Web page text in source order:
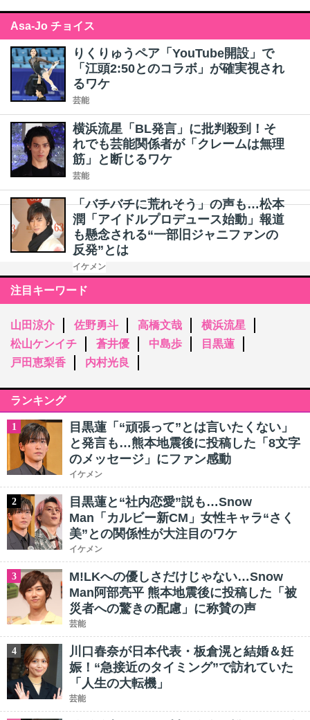
Asa-Jo チョイス
りくりゅうペア「YouTube開設」で
「江頭2:50とのコラボ」が確実視され
るワケ
芸能
横浜流星「BL発言」に批判殺到！そ
れでも芸能関係者が「クレームは無理
筋」と断じるワケ
芸能
「バチバチに荒れそう」の声も…松本
潤「アイドルプロデュース始動」報道
も懸念される“一部旧ジャニファンの
反発”とは
イケメン
注目キーワード
山田涼介 佐野勇斗 高橋文哉
横浜流星
松山ケンイチ
蒼井優 中島歩
目黒蓮
戸田恵梨香
内村光良
ランキング
1
目黒蓮「“頑張って”とは言いたくない」
と発言も…熊本地震後に投稿した「8文字
のメッセージ」にファン感動
イケメン
2
目黒蓮と“社内恋愛”説も…Snow
Man「カルビー新CM」女性キャラ“さく
美”との関係性が大注目のワケ
イケメン
3
M!LKへの優しさだけじゃない…Snow
Man阿部亮平 熊本地震後に投稿した「被
災者への驚きの配慮」に称賛の声
芸能
4
川口春奈が日本代表・板倉滉と結婚＆妊
娠！“急接近のタイミング”で訪れていた
「人生の大転機」
芸能